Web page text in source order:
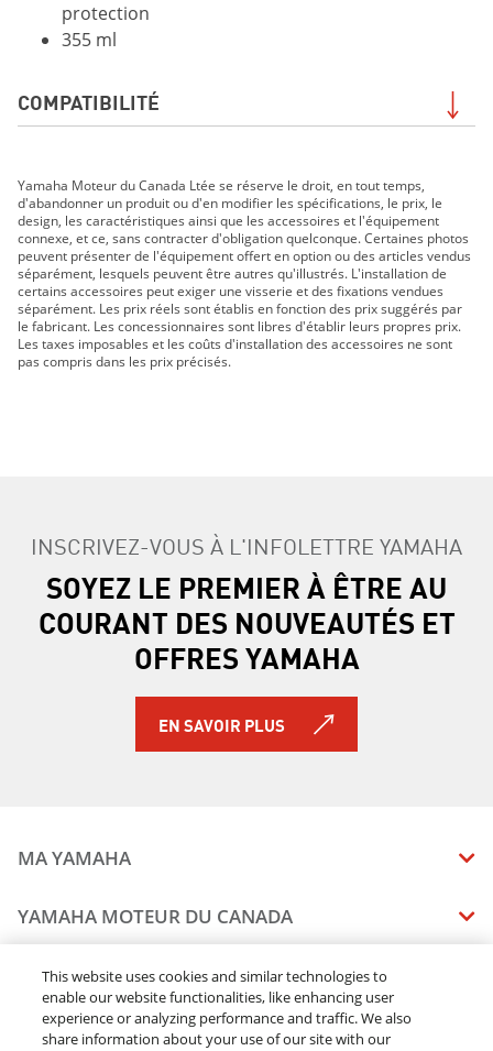
protection
355 ml
COMPATIBILITÉ
GRIZZLY DAE SE 2019
210 FSH SPORT 2019
EXR 2019
EX DELUXE 2019
EX 2019
FX HO 2019
FX CRUISER HO 2019
FX SVHO 2019
MT-07 2019
MT-09 2019
MT-10 2019
TRACER 900 GT 2019
TRACER 900 2019
NIKEN GT 2019
PW50 2019 À 2 TEMPS
SX240 2019
SRVIPER L-TX 2019
SIDEWINDER B-TX LE 2019
SIDEWINDER L-TX SE 2019
SIDEWINDER M-TX LE 2019
SIDEWINDER SRX LE 2019
Yamaha Moteur du Canada Ltée se réserve le droit, en tout temps,
d'abandonner un produit ou d'en modifier les spécifications, le prix, le
design, les caractéristiques ainsi que les accessoires et l'équipement
connexe, et ce, sans contracter d'obligation quelconque. Certaines photos
peuvent présenter de l'équipement offert en option ou des articles vendus
séparément, lesquels peuvent être autres qu'illustrés. L'installation de
certains accessoires peut exiger une visserie et des fixations vendues
séparément. Les prix réels sont établis en fonction des prix suggérés par
le fabricant. Les concessionnaires sont libres d'établir leurs propres prix.
Les taxes imposables et les coûts d'installation des accessoires ne sont
pas compris dans les prix précisés.
INSCRIVEZ-VOUS À L'INFOLETTRE YAMAHA
SOYEZ LE PREMIER À ÊTRE AU
COURANT DES NOUVEAUTÉS ET
OFFRES YAMAHA
EN SAVOIR PLUS
MA YAMAHA
MANUELS
ÉTAT DES RAPPELS DE VOTRE VÉHICULE
YAMAHA MOTEUR DU CANADA
CARRIERES
RESTONS DEHORS
CONCESSIONNAIRES
TROUVEZ UN CONCESSIONNAIRE
MENTIONS JURIDIQUES
This website uses cookies and similar technologies to
enable our website functionalities, like enhancing user
experience or analyzing performance and traffic. We also
share information about your use of our site with our